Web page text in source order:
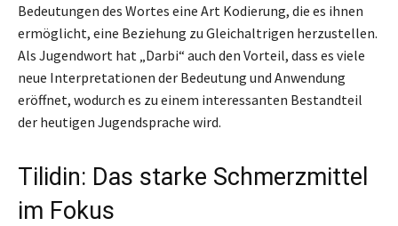
Bedeutungen des Wortes eine Art Kodierung, die es ihnen
ermöglicht, eine Beziehung zu Gleichaltrigen herzustellen.
Als Jugendwort hat „Darbi“ auch den Vorteil, dass es viele
neue Interpretationen der Bedeutung und Anwendung
eröffnet, wodurch es zu einem interessanten Bestandteil
der heutigen Jugendsprache wird.
Tilidin: Das starke Schmerzmittel
im Fokus